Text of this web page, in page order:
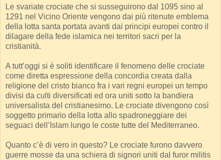
Le svariate crociate che si susseguirono dal 1095 sino al
1291 nel Vicino Oriente vengono dai più ritenute emblema
della lotta santa portata avanti dai principi europei contro il
dilagare della fede islamica nei territori sacri per la
cristianità.
A tutt’oggi si è soliti identificare il fenomeno delle crociate
come diretta espressione della concordia creata dalla
religione del cristo bianco fra i vari regni europei un tempo
divisi da culti diversificati ed ora uniti sotto la bandiera
universalista del cristianesimo. Le crociate divengono così
soggetto primario della lotta allo spadroneggiare dei
seguaci dell’Islam lungo le coste tutte del Mediterraneo.
Quanto c’è di vero in questo? Le crociate furono davvero
guerre mosse da una schiera di signori uniti dal furor militis